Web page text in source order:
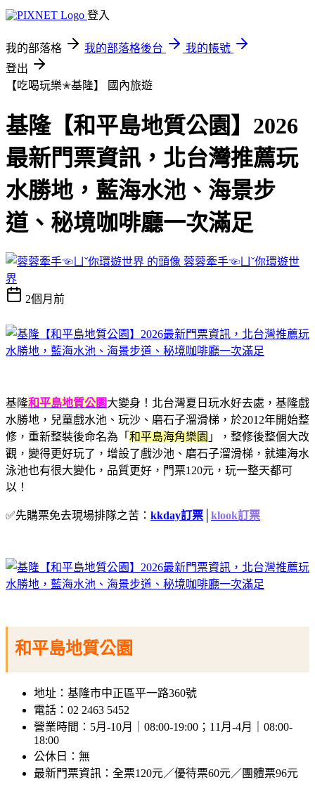
登入
我的部落格 我的部落格後台
我的帳號
登出
【吃喝玩樂✭基隆】
國內旅遊
基隆【和平島地質公園】2026
最新門票資訊，北台灣推薦玩
水勝地，藍海水池、海景步
道、秘境咖啡廳一次滿足
蓉蓉牽手☜ㄩˇ你環遊世
界
2個月前
基隆和平島地質公園大變身！ 北台灣‏夏日玩水好去處， 基隆戲
水勝地，兒童戲水池、玩沙、磨石子溜滑梯， 於2012年開始整
修，重新整裝後命名為「 和平島海角樂園 」，整修後整個大改
觀，變得更好玩了，增設了戲沙池、磨石子溜滑梯，就連海水
泳池也有很大變化，品質更好，門票120元，玩一整天都可
以！
✅先購票免去現場排隊之苦： kkday訂票 klook訂票
和平島地質公園
地址：基隆市中正區平一路360號
電話：02 2463 5452
營業時間：5月-10月｜08:00-19:00；11月-4月｜08:00-
18:00
公休日：無
最新門票資訊：全票120元／優待票60元／團體票96元